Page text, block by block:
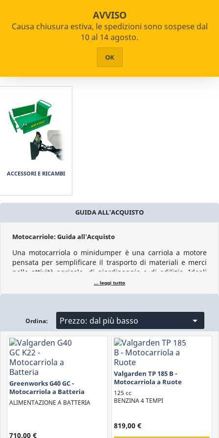

PRODOTTI
ASSISTENZA
CONTATTI
Giardinaggio e Agricoltura
ACCESSORI E RICAMBI
GUIDA ALL'ACQUISTO
Motocarriole: Guida all'Acquisto
Una motocarriola o minidumper è una carriola a motore
pensata per semplificare il trasporto di materiali e merci
nelle attività agricole, di giardinaggio e di edilizia. Ideali
per trasportare materiali pesanti e ingombranti, le
motocarriole consentono all’operatore di operare in
agricole possono essere a ruote o a cingoli. Le prime sono
più adatte a terreni solidi e pianeggianti, mentre le
seconde sono ideali per terreni accidentati e fangosi,
offrendo una migliore trazione.
In questa guida all’acquisto daremo all’utente alcuni elementi per
valutare correttamente il tipo di alimentazione della motocarriola e
a scegliere il tipo di cassone che più si confà alle esigenze di carico e
svuotamento del minidumper.
Indice Guida:
Tipologie di Motocarriole
... leggi tutto
Ordina: Prezzo: dal più basso 
Greenworks G40 GC -
Motocarriola a Batteria
ALIMENTAZIONE A BATTERIA
710,00 €
Valgarden TP 185 B -
Motocarriola a Ruote
125 cc
BENZINA 4 TEMPI
819,00 €
AVVISO
Causa chiusura estiva, le spedizioni sono sospese dal
10 al 14 agosto.
OK